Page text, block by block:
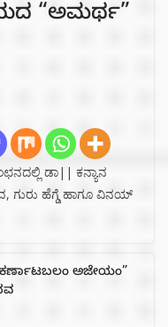
“ಅಮರ್ಥ”
ಡಾ|| ಕನ್ಯಾನ
ಗುರು ಹೆಗ್ಡೆ ಹಾಗೂ ವಿನಯ್
ಅಜೇಯಂ”